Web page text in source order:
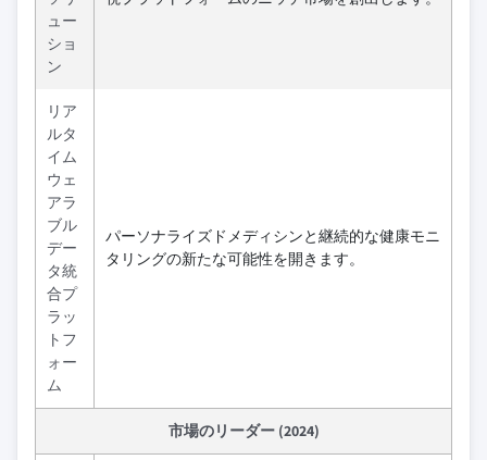
ュー
ショ
ン
リア
ルタ
イム
ウェ
アラ
ブル
デー
タ統
合プ
ラッ
トフ
ォー
ム
パーソナライズドメディシンと継続的な健康モニ
タリングの新たな可能性を開きます。
市場のリーダー (2024)